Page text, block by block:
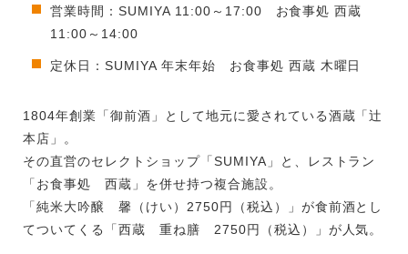
営業時間：SUMIYA 11:00～17:00 お食事処 西蔵
11:00～14:00
定休日：SUMIYA 年末年始 お食事処 西蔵 木曜日
1804年創業「御前酒」として地元に愛されている酒蔵「辻
本店」。
その直営のセレクトショップ「SUMIYA」と、レストラン
「お食事処 西蔵」を併せ持つ複合施設。
「純米大吟醸 馨（けい）2750円（税込）」が食前酒とし
てついてくる「西蔵 重ね膳 2750円（税込）」が人気。